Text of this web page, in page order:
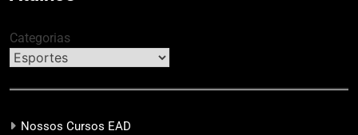
Categorias
Nossos Cursos EAD